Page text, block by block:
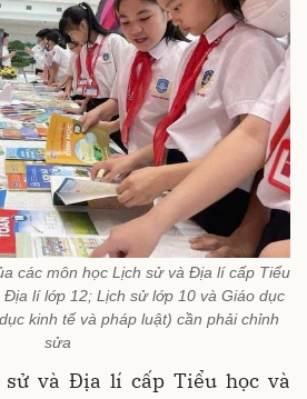
các môn học Lịch sử và Địa lí cấp Tiểu
lí lớp 12; Lịch sử lớp 10 và Giáo dục
kinh tế và pháp luật) cần phải chỉnh
sửa
và Địa lí cấp Tiểu học và